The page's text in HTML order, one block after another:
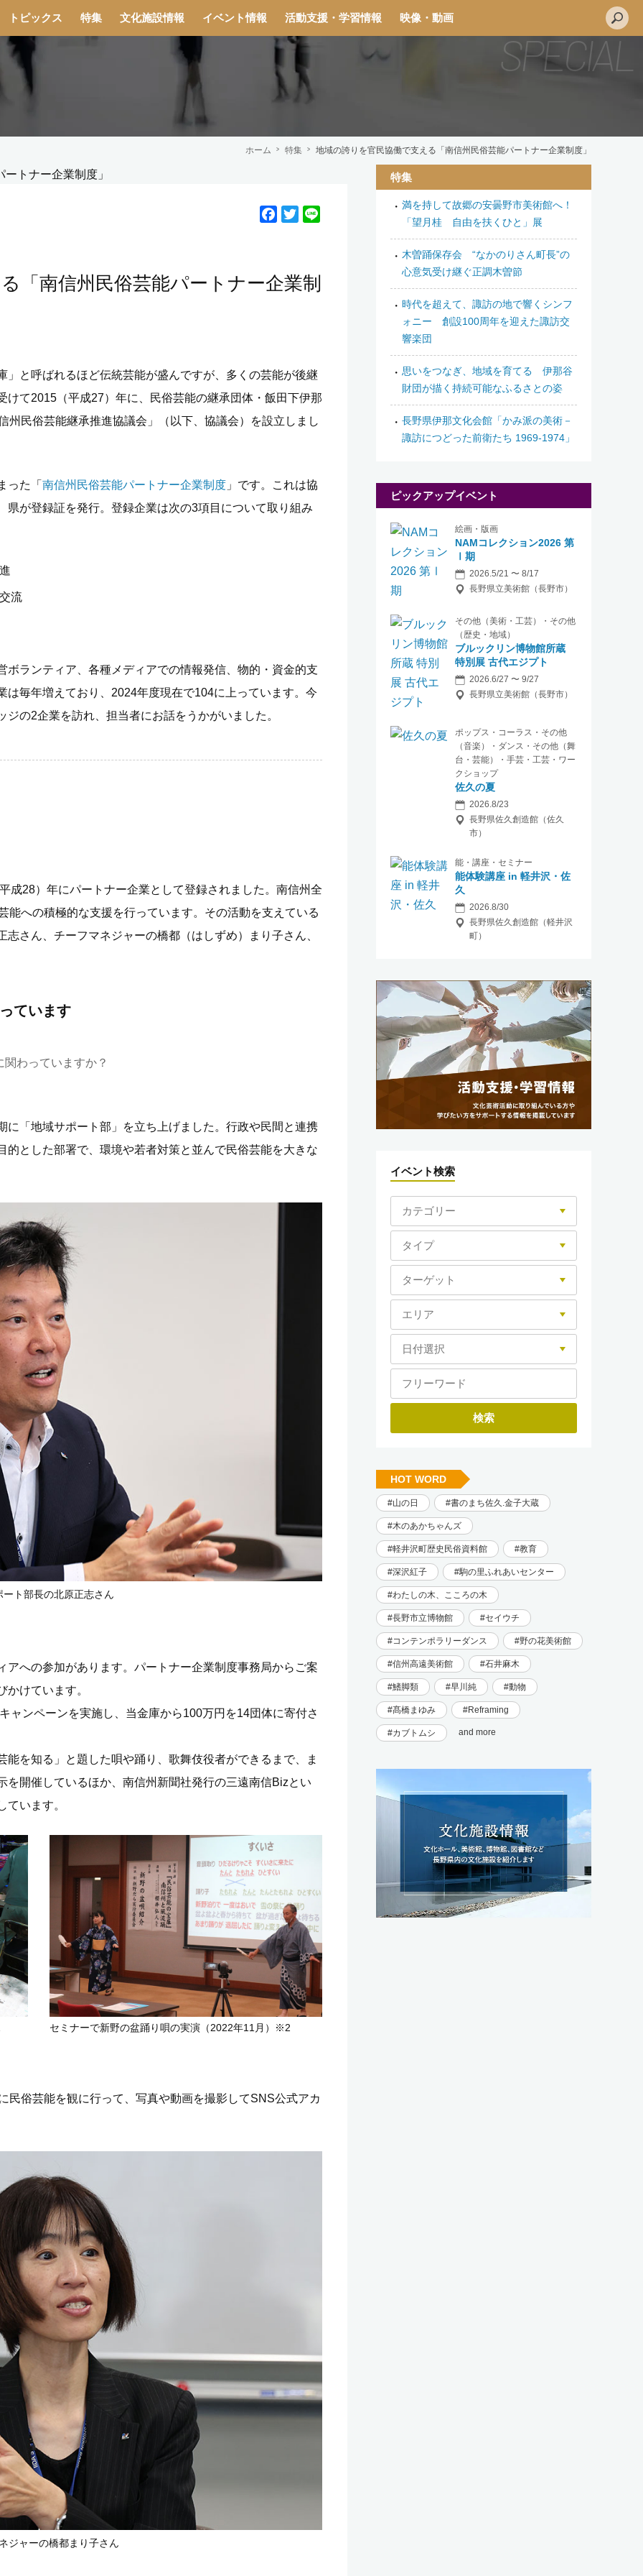
トピックス 特集 文化施設情報 イベント情報 活動支援・学習情報 映像・動画
ホーム 特集 地域の誇りを官民協働で支える「南信州民俗芸能パートナー企業制度」
F
b
T
t
「南信州民俗芸能パートナー企業制
と呼ばれるほど伝統芸能が盛んですが、多くの芸能が後継
て2015（平成27）年に、民俗芸能の継承団体・飯田下伊那
州民俗芸能継承推進協議会」（以下、協議会）を設立しまし
った「 南信州民俗芸能パートナー企業制度 」です。これは協
が登録証を発行。登録企業は次の3項目について取り組み
流
ランティア、各種メディアでの情報発信、物的・資金的支
毎年増えており、2024年度現在で104に上っています。今
の2企業を訪れ、担当者にお話をうかがいました。
成28）年にパートナー企業として登録されました。南信州全
能への積極的な支援を行っています。その活動を支えている
さん、チーフマネジャーの橋都（はしずめ）まり子さん、
ています
わっていますか？
「地域サポート部」を立ち上げました。行政や民間と連携
とした部署で、環境や若者対策と並んで民俗芸能を大きな
ート部長の北原正志さん
への参加があります。 パートナー企業制度事務局からご案
けています。
ャンペーンを実施し、当金庫から100万円を14団体に寄付さ
能を知る」と題した唄や踊り、歌舞伎役者ができるまで、ま
を開催しているほか、南信州新聞社発行の三遠南信Bizとい
います。
セミナーで新野の盆踊り唄の実演（2022年11月）※2
民俗芸能を観に行って、写真や動画を撮影してSNS公式アカ
ジャーの橋都まり子さん
特集
満を持して故郷の安曇野市美術館へ！
「望月桂 自由を扶くひと」展
木曽踊保存会 “なかのりさん町長”の
心意気受け継ぐ正調木曽節
時代を超えて、諏訪の地で響くシンフ
ォニー 創設100周年を迎えた諏訪交
響楽団
思いをつなぎ、地域を育てる 伊那谷
財団が描く持続可能なふるさとの姿
長野県伊那文化会館「かみ派の美術－
諏訪につどった前衛たち 1969-1974」
ピックアップイベント
絵画・版画
NAMコレクション2026 第
Ⅰ期
2026.5/21 〜 8/17
長野県立美術館（長野市）
その他（美術・工芸）・その他
（歴史・地域）
ブルックリン博物館所蔵
特別展 古代エジプト
2026.6/27 〜 9/27
長野県立美術館（長野市）
ポップス・コーラス・その他
（音楽）・ダンス・その他（舞
台・芸能）・手芸・工芸・ワー
クショップ
佐久の夏
2026.8/23
長野県佐久創造館（佐久
市）
能・講座・セミナー
能体験講座 in 軽井沢・佐
久
2026.8/30
長野県佐久創造館（軽井沢
町）
イベント検索
HOT WORD
山の日 書のまち佐久.金子大蔵
木のあかちゃんズ
軽井沢町歴史民俗資料館 教育
深沢紅子 駒の里ふれあいセンター
わたしの木、こころの木
長野市立博物館 セイウチ
コンテンポラリーダンス 野の花美術館
信州高遠美術館 石井麻木
鰭脚類 早川純 動物
髙橋まゆみ Reframing
カブトムシ and more